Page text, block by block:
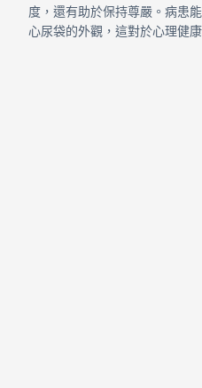
度，還有助於保持尊嚴。病患
心尿袋的外觀，這對於心理健